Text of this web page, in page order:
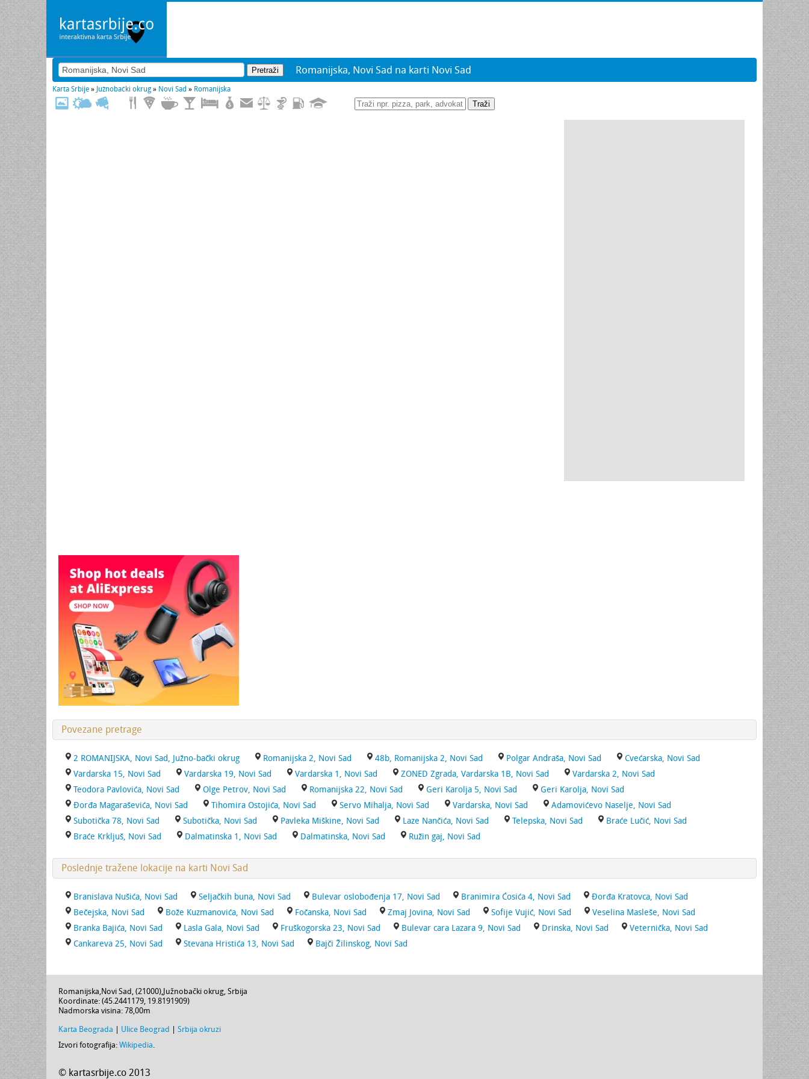
Romanijska, Novi Sad na karti Novi Sad
Karta Srbije » Južnobački okrug » Novi Sad » Romanijska
Traži
Povezane pretrage
2 ROMANIJSKA, Novi Sad, Južno-bački okrug Romanijska 2, Novi Sad 48b, Romanijska 2, Novi Sad Polgar Andraša, Novi Sad
Cvećarska, Novi Sad
Vardarska 15, Novi Sad
Vardarska 19, Novi Sad Vardarska 1, Novi Sad ZONED Zgrada, Vardarska 1B, Novi Sad
Vardarska 2, Novi Sad
Teodora Pavlovića, Novi Sad
Olge Petrov, Novi Sad Romanijska 22, Novi Sad Geri Karolja 5, Novi Sad
Geri Karolja, Novi Sad
Đorđa Magaraševića, Novi Sad
Tihomira Ostojića, Novi Sad Servo Mihalja, Novi Sad Vardarska, Novi Sad
Adamovićevo Naselje, Novi Sad
Subotička 78, Novi Sad
Subotička, Novi Sad Pavleka Miškine, Novi Sad Laze Nančića, Novi Sad Telepska, Novi Sad
Braće Lučić, Novi Sad
Braće Krkljuš, Novi Sad
Dalmatinska 1, Novi Sad Dalmatinska, Novi Sad Ružin gaj, Novi Sad
Poslednje tražene lokacije na karti Novi Sad
Branislava Nušića, Novi Sad Seljačkih buna, Novi Sad Bulevar oslobođenja 17, Novi Sad Branimira Ćosića 4, Novi Sad
Đorđa Kratovca, Novi Sad
Bečejska, Novi Sad
Bože Kuzmanovića, Novi Sad Fočanska, Novi Sad Zmaj Jovina, Novi Sad Sofije Vujić, Novi Sad
Veselina Masleše, Novi Sad
Branka Bajića, Novi Sad
Lasla Gala, Novi Sad Fruškogorska 23, Novi Sad Bulevar cara Lazara 9, Novi Sad Drinska, Novi Sad
Veternička, Novi Sad
Cankareva 25, Novi Sad
Stevana Hristića 13, Novi Sad Bajči Žilinskog, Novi Sad
Romanijska,Novi Sad, (21000), Južnobački okrug, Srbija
Koordinate: (45.2441179, 19.8191909)
Nadmorska visina: 78,00m
Karta Beograda Ulice Beograd
Srbija okruzi
Izvori fotografija: Wikipedia.
© kartasrbije.co 2013